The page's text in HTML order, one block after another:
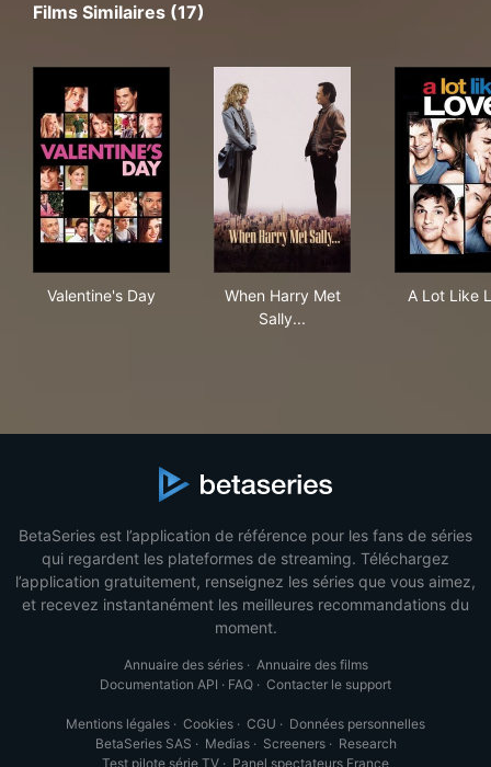
Films Similaires (17)
Valentine's Day
When Harry Met
Sally...
A Lot Like
BetaSeries est l’application de référence pour les fans de séries
qui regardent les plateformes de streaming. Téléchargez
l’application gratuitement, renseignez les séries que vous aimez,
et recevez instantanément les meilleures recommandations du
moment.
Annuaire des séries· Annuaire des films
Documentation API · FAQ · Contacter le support
Mentions légales · Cookies · CGU · Données personnelles
BetaSeries SAS · Medias· Screeners· Research
Test pilote série TV · Panel spectateurs France